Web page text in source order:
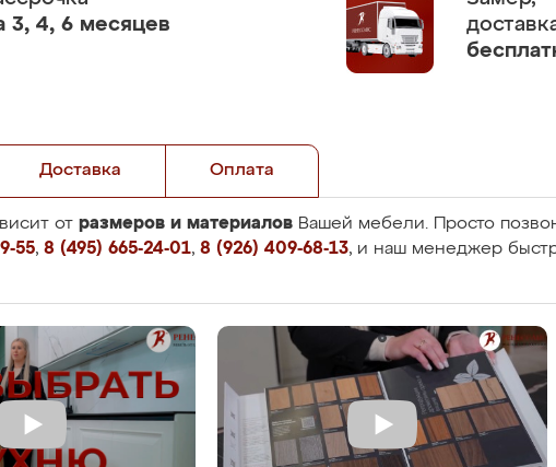
3, 4, 6 месяцев
Доставка Оплата
от размеров и материалов Вашей мебели. Просто
55, 8 (495) 665-24-01, 8 (926) 409-68-13, и наш менеджер